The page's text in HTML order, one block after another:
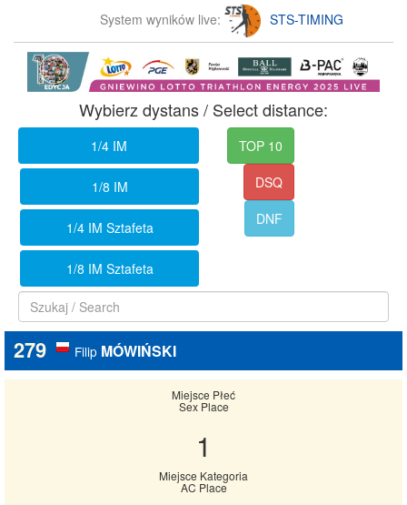
System wyników live: STS-TIMING
Wybierz dystans / Select distance:
1/4 IM
1/8 IM
1/4 IM Sztafeta
1/8 IM Sztafeta
TOP 10
DSQ
DNF
279 Filip MÓWIŃSKI
Miejsce Płeć
Sex Place
1
Miejsce Kategoria
AC Place